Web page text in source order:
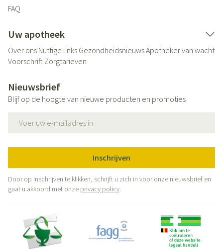
FAQ
Uw apotheek
Over ons Nuttige links GezondheidsnieuwsApotheker van wacht
Voorschrift Zorgtarieven
Nieuwsbrief
Blijf op de hoogte van nieuwe producten en promoties
Inschrijven
Door op inschrijven te klikken, schrijft u zich in voor onze nieuwsbrief en
gaat u akkoord met onze privacy policy.